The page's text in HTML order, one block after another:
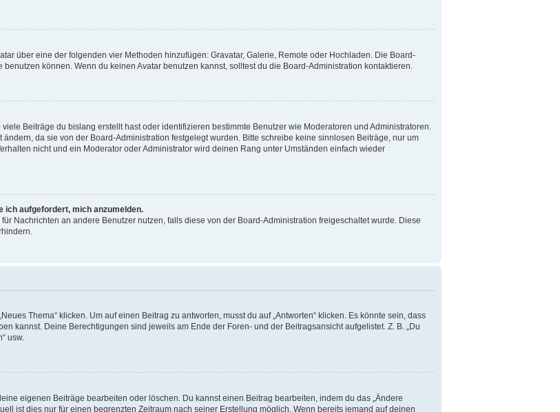
über eine der folgenden vier Methoden hinzufügen: Gravatar, Galerie, Remote oder Hochladen. Die Board-
können. Wenn du keinen Avatar benutzen kannst, solltest du die Board-Administration kontaktieren.
Beiträge du bislang erstellt hast oder identifizieren bestimmte Benutzer wie Moderatoren und Administratoren.
da sie von der Board-Administration festgelegt wurden. Bitte schreibe keine sinnlosen Beiträge, nur um
nicht und ein Moderator oder Administrator wird deinen Rang unter Umständen einfach wieder
ich aufgefordert, mich anzumelden.
Nachrichten an andere Benutzer nutzen, falls diese von der Board-Administration freigeschaltet wurde. Diese
Thema“ klicken. Um auf einen Beitrag zu antworten, musst du auf „Antworten“ klicken. Es könnte sein, dass
kannst. Deine Berechtigungen sind jeweils am Ende der Foren- und der Beitragsansicht aufgelistet. Z. B. „Du
usw.
eigenen Beiträge bearbeiten oder löschen. Du kannst einen Beitrag bearbeiten, indem du das „Ändere
ist dies nur für einen begrenzten Zeitraum nach seiner Erstellung möglich. Wenn bereits jemand auf deinen